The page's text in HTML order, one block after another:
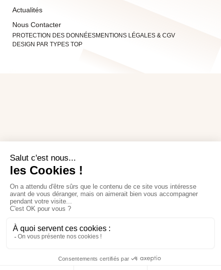
Actualités
Nous Contacter
PROTECTION DES DONNÉESMENTIONS LÉGALES & CGV
DESIGN PAR TYPES TOP